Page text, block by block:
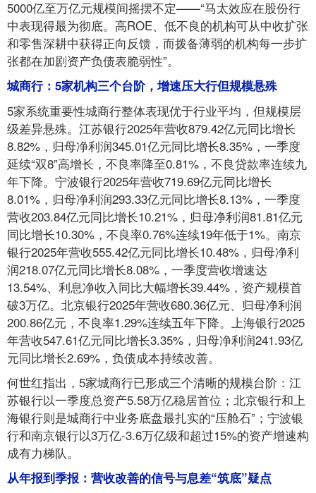
5000亿至万亿元规模间摇摆不定——“马太效应在股份行
中表现得最为彻底。高ROE、低不良的机构可从中收扩张
和零售深耕中获得正向反馈，而拨备薄弱的机构每一步扩
张都在加剧资产负债表脆弱性”。
城商行：5家机构三个台阶，增速压大行但规模悬殊
5家系统重要性城商行整体表现优于行业平均，但规模层
级差异悬殊。江苏银行2025年营收879.42亿元同比增长
8.82%，归母净利润345.01亿元同比增长8.35%，一季度
延续“双8”高增长，不良率降至0.81%，不良贷款率连续九
年下降。宁波银行2025年营收719.69亿元同比增长
8.01%，归母净利润293.33亿元同比增长8.13%，一季度
营收203.84亿元同比增长10.21%，归母净利润81.81亿元
同比增长10.30%，不良率0.76%连续19年低于1%。南京
银行2025年营收555.42亿元同比增长10.48%，归母净利
润218.07亿元同比增长8.08%，一季度营收增速达
13.54%、利息净收入同比大幅增长39.44%，资产规模首
破3万亿。北京银行2025年营收680.36亿元、归母净利润
200.86亿元，不良率1.29%连续五年下降。上海银行2025
年营收547.61亿元同比增长3.35%，归母净利润241.93亿
元同比增长2.69%，负债成本持续改善。
何世红指出，5家城商行已形成三个清晰的规模台阶：江
苏银行以一季度总资产5.58万亿稳居首位；北京银行和上
海银行则是城商行中业务底盘最扎实的“压舱石”；宁波银
行和南京银行以3万亿-3.6万亿级和超过15%的资产增速构
成有力梯队。
从年报到季报：营收改善的信号与息差“筑底”疑点